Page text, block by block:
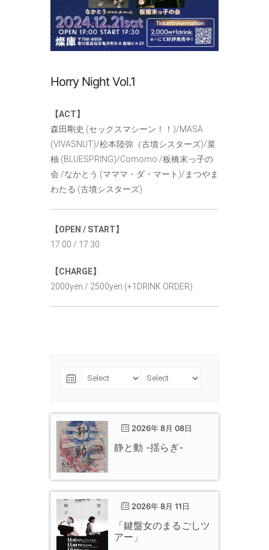
Horry Night Vol.1
【ACT】
森田剛史 (セックスマシーン！！)/MASA
(VIVASNUT)/松本陸弥（古墳シスターズ)/菜
柚 (BLUESPRING)/Comomo /板橋末っ子の
会 /なかとう (マママ・ダ・マート)/まつやま
わたる (古墳シスターズ)
【OPEN / START】
17:00 / 17:30
【CHARGE】
2000yen / 2500yen (+1DRINK ORDER)
2026年 8月 08日
静と動 -揺らぎ-
2026年 8月 11日
「鍵盤女のまるごしツ
アー」